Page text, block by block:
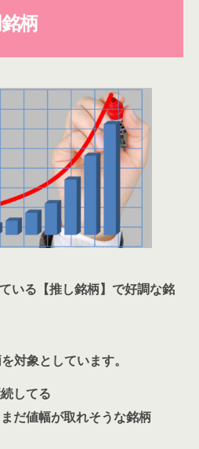
柄
いる【推し銘柄】で好調な銘
対象としています。
してる
だ値幅が取れそうな銘柄